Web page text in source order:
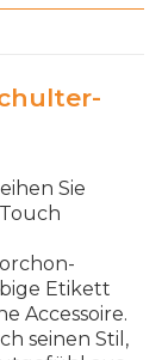
Sie
Etikett
Accessoire.
seinen Stil,